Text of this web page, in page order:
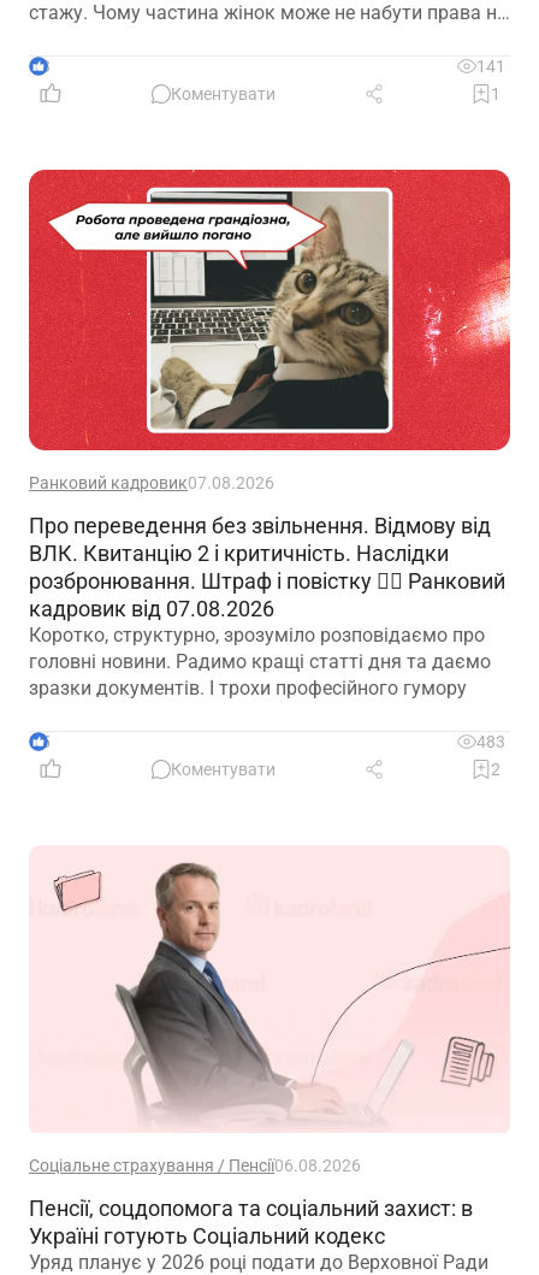
стажу. Чому частина жінок може не набути права на
законодавство – розглянуто в матеріалі
3
141
Коментувати
1
Ранковий кадровик07.08.2026
Про переведення без звільнення. Відмову від
ВЛК. Квитанцію 2 і критичність. Наслідки
розбронювання. Штраф і повістку 🙋‍♀️ Ранковий
кадровик від 07.08.2026
Коротко, структурно, зрозуміло розповідаємо про
головні новини. Радимо кращі статті дня та даємо
зразки документів. І трохи професійного гумору
5
483
Коментувати
2
Соціальне страхування / Пенсії06.08.2026
Пенсії, соцдопомога та соціальний захист: в
Україні готують Соціальний кодекс
Уряд планує у 2026 році подати до Верховної Ради